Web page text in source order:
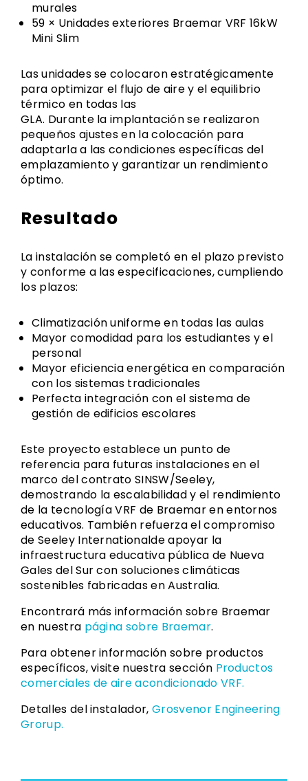
murales
59 × Unidades exteriores Braemar VRF 16kW
Mini Slim
Las unidades se colocaron estratégicamente
para optimizar el flujo de aire y el equilibrio
térmico en todas las
GLA. Durante la implantación se realizaron
pequeños ajustes en la colocación para
adaptarla a las condiciones específicas del
emplazamiento y garantizar un rendimiento
óptimo.
Resultado
La instalación se completó en el plazo previsto
y conforme a las especificaciones, cumpliendo
los plazos:
Climatización uniforme en todas las aulas
Mayor comodidad para los estudiantes y el
personal
Mayor eficiencia energética en comparación
con los sistemas tradicionales
Perfecta integración con el sistema de
gestión de edificios escolares
Este proyecto establece un punto de
referencia para futuras instalaciones en el
marco del contrato SINSW/Seeley,
demostrando la escalabilidad y el rendimiento
de la tecnología VRF de Braemar en entornos
educativos. También refuerza el compromiso
de Seeley Internationalde apoyar la
infraestructura educativa pública de Nueva
Gales del Sur con soluciones climáticas
sostenibles fabricadas en Australia.
Encontrará más información sobre Braemar
en nuestra página sobre Braemar.
Para obtener información sobre productos
específicos, visite nuestra sección Productos
comerciales de aire acondicionado VRF.
Detalles del instalador,Grosvenor Engineering
Grorup.